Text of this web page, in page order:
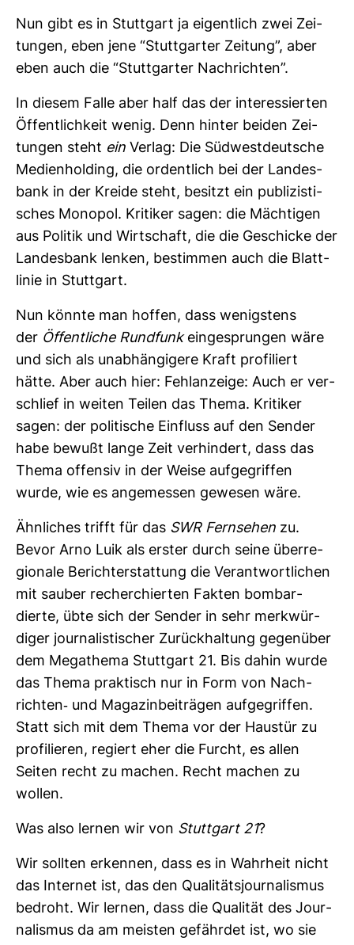
Nun gibt es in Stutt­gart ja eigent­lich zwei Zei­
tungen, eben jene “Stutt­garter Zei­tung”, aber
eben auch die “Stutt­garter Nach­richten”.
In diesem Falle aber half das der inter­es­sierten
Öffent­lich­keit wenig. Denn hinter beiden Zei­
tungen steht ein Verlag: Die Süd­west­deut­sche
Medi­en­hol­ding, die ordent­lich bei der Lan­des­
bank in der Kreide steht, besitzt ein publi­zis­ti­
sches Monopol. Kri­tiker sagen: die Mäch­tigen
aus Politik und Wirt­schaft, die die Geschicke der
Lan­des­bank lenken, bestimmen auch die Blatt­
linie in Stutt­gart.
Nun könnte man hoffen, dass wenigs­tens
der Öffent­liche Rund­funkein­ge­sprungen wäre
und sich als unab­hän­gi­gere Kraft pro­fi­liert
hätte. Aber auch hier: Fehl­an­zeige: Auch er ver­
schlief in weiten Teilen das Thema. Kri­tiker
sagen: der poli­ti­sche Ein­fluss auf den Sender
habe bewußt lange Zeit ver­hin­dert, dass das
Thema offensiv in der Weise auf­ge­griffen
wurde, wie es ange­messen gewesen wäre.
Ähn­li­ches trifft für das SWR Fern­sehen zu.
Bevor Arno Luik als erster durch seine über­re­
gio­nale Bericht­erstat­tung die Ver­ant­wort­li­chen
mit sauber recher­chierten Fakten bom­bar­
dierte, übte sich der Sender in sehr merk­wür­
diger jour­na­lis­ti­scher Zurück­hal­tung gegen­über
dem Mega­thema Stutt­gart 21. Bis dahin wurde
das Thema prak­tisch nur in Form von Nach­
richten-​ und Maga­zin­bei­trägen auf­ge­griffen.
Statt sich mit dem Thema vor der Haustür zu
pro­fi­lieren, regiert eher die Furcht, es allen
Seiten recht zu machen. Recht machen zu
wollen.
Was also lernen wir von Stutt­gart 21?
Wir sollten erkennen, dass es in Wahr­heit nicht
das Internet ist, das den Qua­li­täts­jour­na­lismus
bedroht. Wir lernen, dass die Qua­lität des Jour­
na­lismus da am meisten gefährdet ist, wo sie